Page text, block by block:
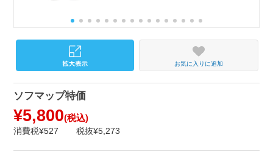
お気に入りに追加
ソフマップ特価
¥5,800(税込)
消費税¥527 税抜¥5,273